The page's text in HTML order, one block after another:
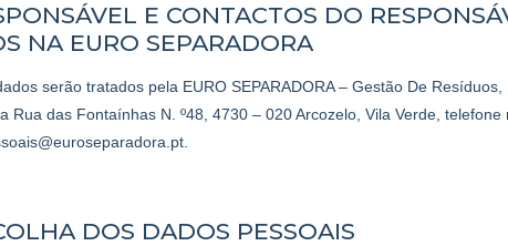
E CONTACTOS DO
NA EURO SEPARADORA
serão tratados pela EURO SEPARADORA – Gestão De
Rua das Fontaínhas N. º48, 4730 – 020 Arcozelo, Vila Verde,
DOS DADOS PESSOAIS